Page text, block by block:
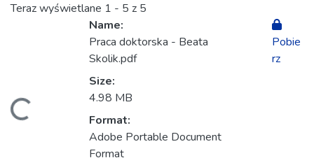
Teraz wyświetlane 1 - 5 z 5
Name:
Praca doktorska - Beata
Skolik.pdf
Size:
4.98 MB
Format:
Adobe Portable Document
Format
Pobie
rz